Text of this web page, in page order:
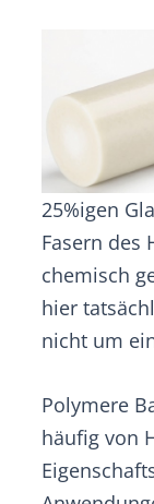
25%igen
Fasern des
chemisch
hier
nicht um
Polymere
häufig von